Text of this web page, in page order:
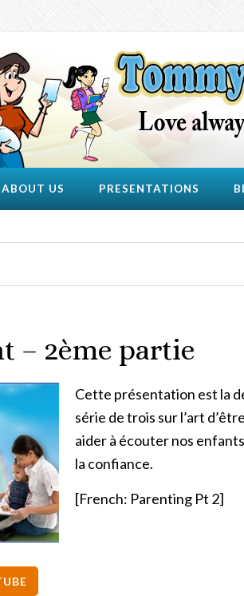
ABOUT US PRESENTATIONS
– 2ème partie
Cette présentation est la
série de trois sur l’art
aider à écouter nos
la confiance.
[French: Parenting Pt 2]